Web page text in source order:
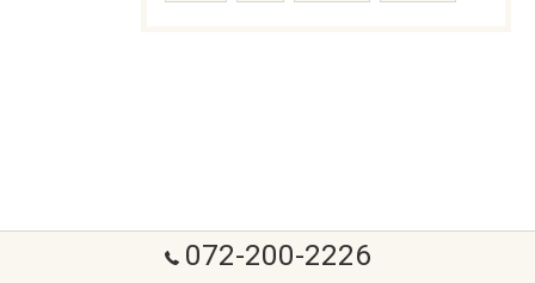
072-200-2226